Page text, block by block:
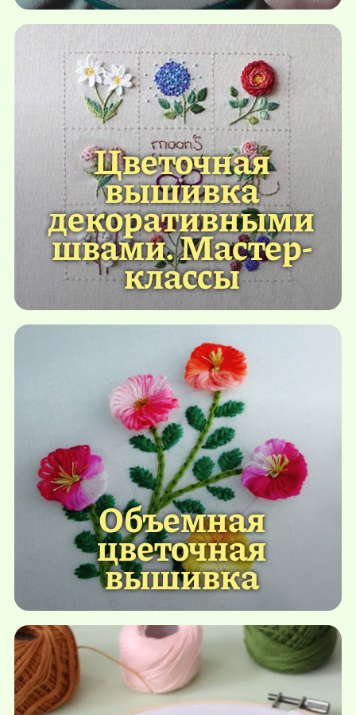
Цветочная
вышивка
декоративными
швами. Мастер-
классы
Объемная
цветочная
вышивка